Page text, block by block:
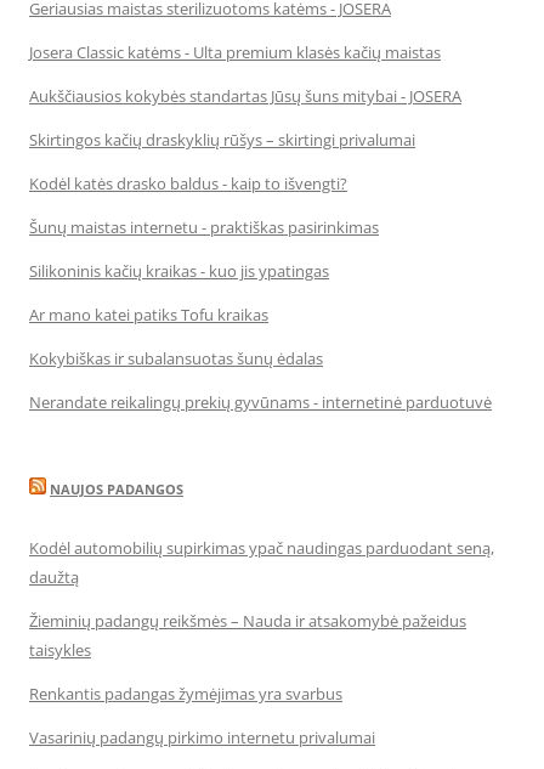
Geriausias maistas sterilizuotoms katėms - JOSERA
Josera Classic katėms - Ulta premium klasės kačių maistas
Aukščiausios kokybės standartas Jūsų šuns mitybai - JOSERA
Skirtingos kačių draskyklių rūšys – skirtingi privalumai
Kodėl katės drasko baldus - kaip to išvengti?
Šunų maistas internetu - praktiškas pasirinkimas
Silikoninis kačių kraikas - kuo jis ypatingas
Ar mano katei patiks Tofu kraikas
Kokybiškas ir subalansuotas šunų ėdalas
Nerandate reikalingų prekių gyvūnams - internetinė parduotuvė
NAUJOS PADANGOS
Kodėl automobilių supirkimas ypač naudingas parduodant seną,
daužtą
Žieminių padangų reikšmės – Nauda ir atsakomybė pažeidus
taisykles
Renkantis padangas žymėjimas yra svarbus
Vasarinių padangų pirkimo internetu privalumai